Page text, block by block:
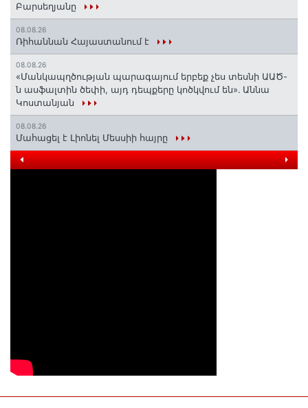
Բարսեղյանը
08.08.26
Ռիհաննան Հայաստանում է
08.08.26
«Մանկապղծության պարագայում երբեք չես տեսնի ԱԱԾ-
ն ասֆալտին ծեփի, այդ դեպքերը կոծկվում են»․ Աննա
Կոստանյան
08.08.26
Մահացել է Լիոնել Մեսսիի հայրը